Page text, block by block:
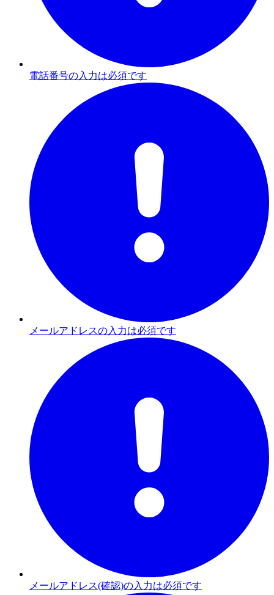
電話番号の入力は必須です
メールアドレスの入力は必須です
メールアドレス(確認)の入力は必須です